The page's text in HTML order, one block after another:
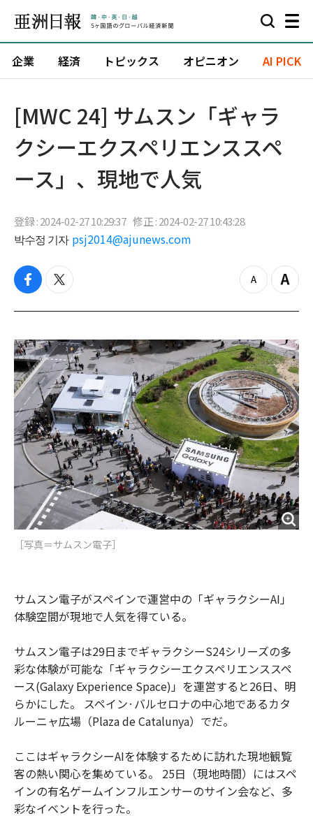
企業 経済 トピックス オピニオン AI PICK
[MWC 24] サムスン「ギャラ
クシーエクスペリエンススペ
ース」、現地で人気
登録 : 2024-02-27 10:29:37 修正 : 2024-02-27 10:43:28
박수정 기자 psj2014@ajunews.com
f
c
b
o
o
k
t
i
t
e
r
z
o
o
u
t
Z
o
i
n
［写真＝サムスン電子］
サムスン電子がスペインで運営中の「ギャラクシーAI」
体験空間が現地で人気を得ている。
サムスン電子は29日までギャラクシーS24シリーズの多
彩な体験が可能な「ギャラクシーエクスペリエンススペ
ース(Galaxy Experience Space)」を運営すると26日、明
らかにした。 スペイン·バルセロナの中心地であるカタ
ルーニャ広場（Plaza de Catalunya）でだ。
ここはギャラクシーAIを体験するために訪れた現地観覧
客の熱い関心を集めている。 25日（現地時間）にはスペ
インの有名ゲームインフルエンサーのサイン会など、多
彩なイベントを行った。